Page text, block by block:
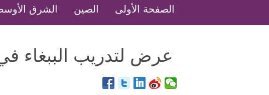
الصفحة الأولى الصين الشرق
عرض لتدريب الببغاء